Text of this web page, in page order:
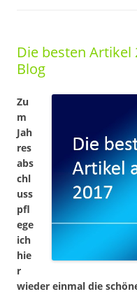
Die besten Artikel
Blog
Zu
m
Jah
res
abs
chl
uss
pfl
ege
ich
hie
r
wieder einmal die